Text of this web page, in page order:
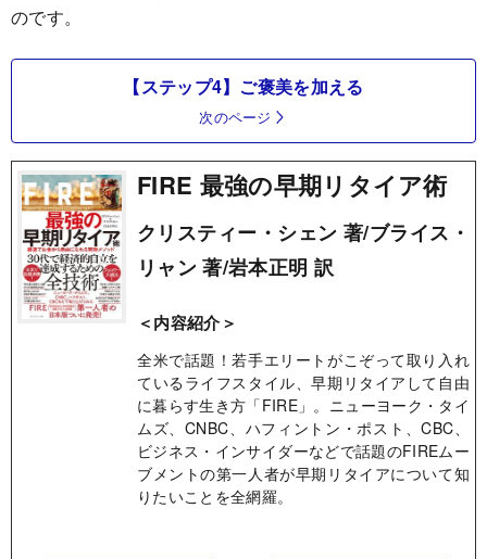
のです。
【ステップ4】ご褒美を加える
次のページ
FIRE 最強の早期リタイア術
クリスティー・シェン 著/ブライス・
リャン 著/岩本正明 訳
＜内容紹介＞
全米で話題！若手エリートがこぞって取り入れ
ているライフスタイル、早期リタイアして自由
に暮らす生き方「FIRE」。ニューヨーク・タイ
ムズ、CNBC、ハフィントン・ポスト、CBC、
ビジネス・インサイダーなどで話題のFIREムー
ブメントの第一人者が早期リタイアについて知
りたいことを全網羅。